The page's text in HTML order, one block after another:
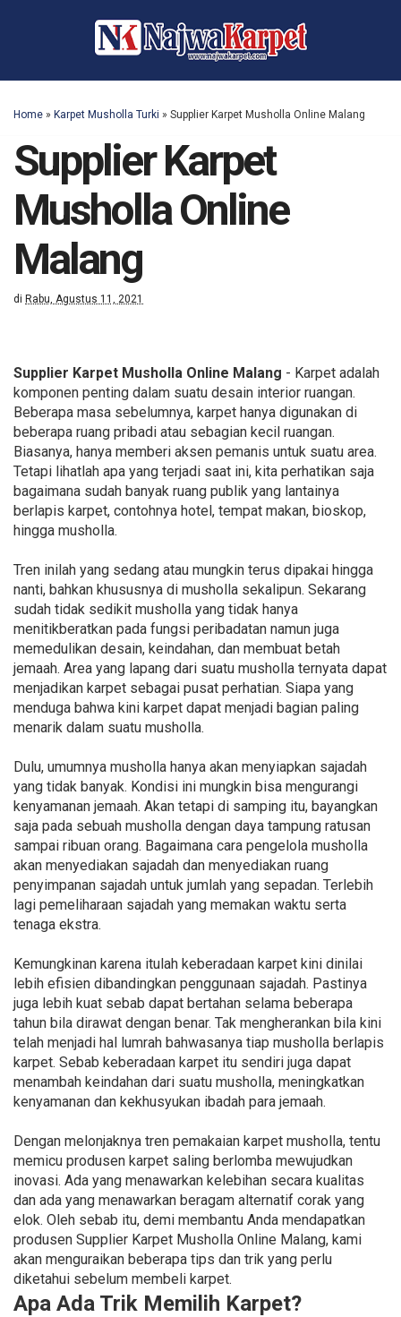
Home » Karpet Musholla Turki » Supplier Karpet Musholla Online Malang
Supplier Karpet
Musholla Online
Malang
di Rabu, Agustus 11, 2021
Supplier Karpet Musholla Online Malang - Karpet adalah
komponen penting dalam suatu desain interior ruangan.
Beberapa masa sebelumnya, karpet hanya digunakan di
beberapa ruang pribadi atau sebagian kecil ruangan.
Biasanya, hanya memberi aksen pemanis untuk suatu area.
Tetapi lihatlah apa yang terjadi saat ini, kita perhatikan saja
bagaimana sudah banyak ruang publik yang lantainya
berlapis karpet, contohnya hotel, tempat makan, bioskop,
hingga musholla.
Tren inilah yang sedang atau mungkin terus dipakai hingga
nanti, bahkan khususnya di musholla sekalipun. Sekarang
sudah tidak sedikit musholla yang tidak hanya
menitikberatkan pada fungsi peribadatan namun juga
memedulikan desain, keindahan, dan membuat betah
jemaah. Area yang lapang dari suatu musholla ternyata dapat
menjadikan karpet sebagai pusat perhatian. Siapa yang
menduga bahwa kini karpet dapat menjadi bagian paling
menarik dalam suatu musholla.
Dulu, umumnya musholla hanya akan menyiapkan sajadah
yang tidak banyak. Kondisi ini mungkin bisa mengurangi
kenyamanan jemaah. Akan tetapi di samping itu, bayangkan
saja pada sebuah musholla dengan daya tampung ratusan
sampai ribuan orang. Bagaimana cara pengelola musholla
akan menyediakan sajadah dan menyediakan ruang
penyimpanan sajadah untuk jumlah yang sepadan. Terlebih
lagi pemeliharaan sajadah yang memakan waktu serta
tenaga ekstra.
Kemungkinan karena itulah keberadaan karpet kini dinilai
lebih efisien dibandingkan penggunaan sajadah. Pastinya
juga lebih kuat sebab dapat bertahan selama beberapa
tahun bila dirawat dengan benar. Tak mengherankan bila kini
telah menjadi hal lumrah bahwasanya tiap musholla berlapis
karpet. Sebab keberadaan karpet itu sendiri juga dapat
menambah keindahan dari suatu musholla, meningkatkan
kenyamanan dan kekhusyukan ibadah para jemaah.
Dengan melonjaknya tren pemakaian karpet musholla, tentu
memicu produsen karpet saling berlomba mewujudkan
inovasi. Ada yang menawarkan kelebihan secara kualitas
dan ada yang menawarkan beragam alternatif corak yang
elok. Oleh sebab itu, demi membantu Anda mendapatkan
produsen Supplier Karpet Musholla Online Malang, kami
akan menguraikan beberapa tips dan trik yang perlu
diketahui sebelum membeli karpet.
Apa Ada Trik Memilih Karpet?